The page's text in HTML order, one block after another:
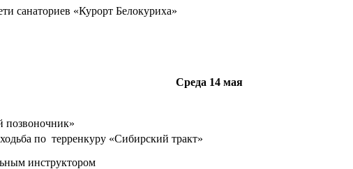
санаториев «Курорт Белокуриха»
Среда 14 мая
позвоночник»
по терренкуру «Сибирский тракт»
инструктором